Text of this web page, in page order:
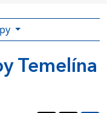
Temelína